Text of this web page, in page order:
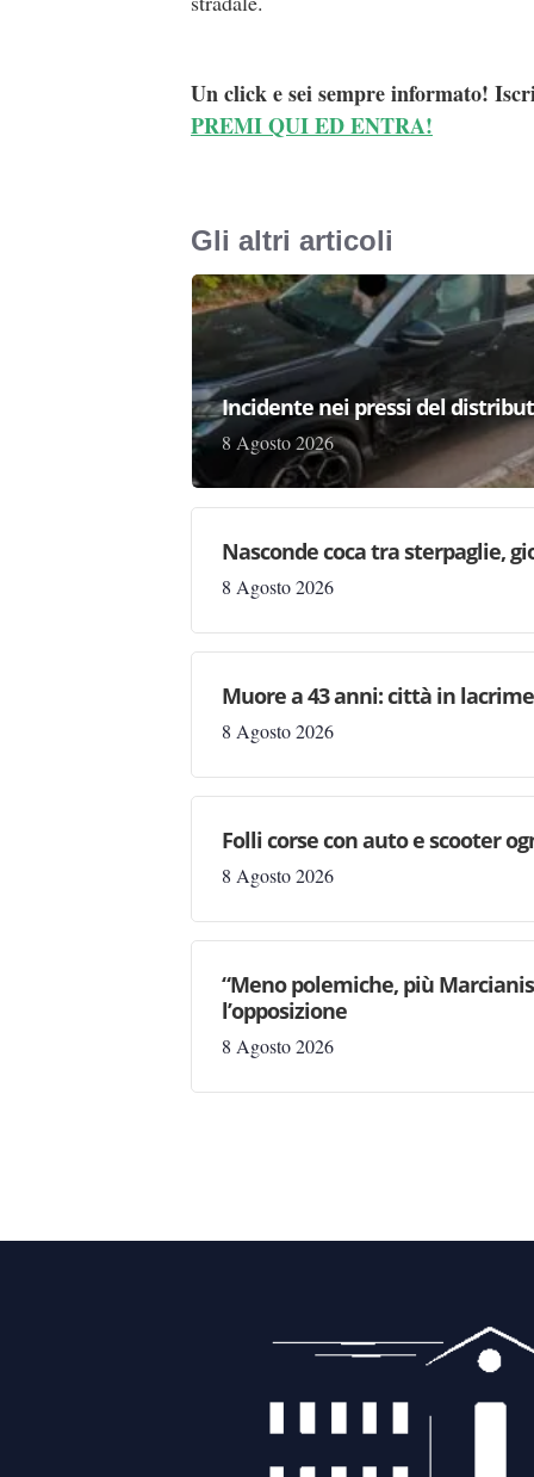
Un click e sei sempre informato!
PREMI QUI ED ENTRA!
Gli altri articoli
Incidente nei pressi del
8 Agosto 2026
Nasconde coca tra sterpaglie,
8 Agosto 2026
Muore a 43 anni: città in
8 Agosto 2026
Folli corse con auto e scooter
8 Agosto 2026
“Meno polemiche, più
l’opposizione
8 Agosto 2026